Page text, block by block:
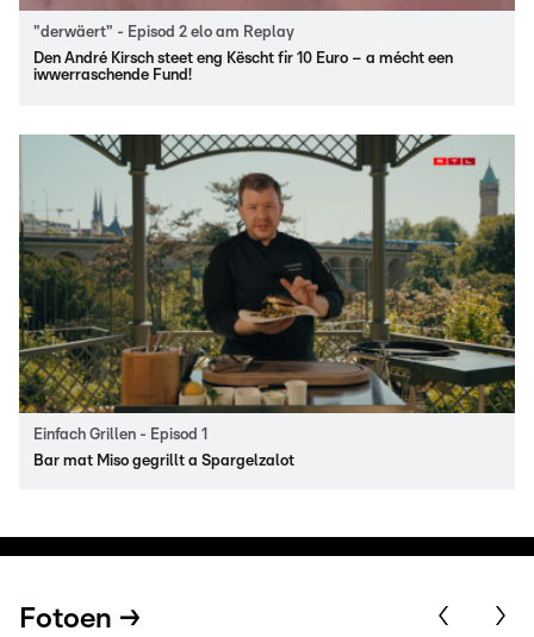
"derwäert" - Episod 2 elo am Replay
Den André Kirsch steet eng Këscht fir 10 Euro – a mécht een
iwwerraschende Fund!
Einfach Grillen - Episod 1
Bar mat Miso gegrillt a Spargelzalot
Fotoen →